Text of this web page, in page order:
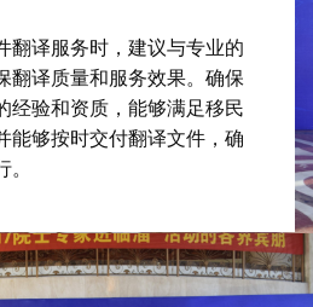
翻译服务时，建议与专业的
翻译质量和服务效果。确保
经验和资质，能够满足移民
能够按时交付翻译文件，确